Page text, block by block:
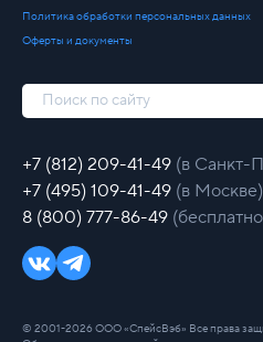
Политика обработки персональных данных
Оферты и документы
+7 (812) 209-41-49 (в Санкт-
+7 (495) 109-41-49 (в
8 (800) 777-86-49
© 2001-2026 ООО «СпейсВэб» Все права